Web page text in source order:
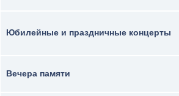
Юбилейные и праздничные концерты
Вечера памяти